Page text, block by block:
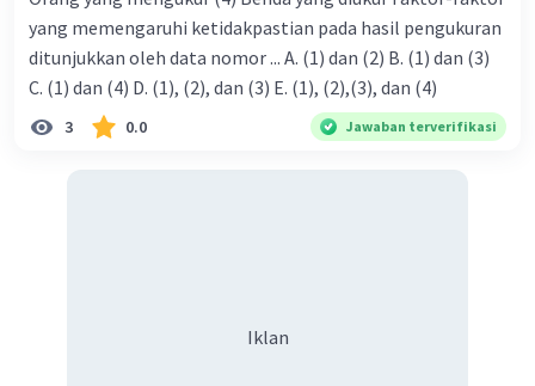
berbagai kondisi termal.
Beri Rating·0.0 ( Balas
jenis zat,dan sebaliknya
yang memengaruhi ketidakpastian pada hasil pengukuran
ditunjukkan oleh data nomor ... A. (1) dan (2) B. (1) dan (3)
C. (1) dan (4) D. (1), (2), dan (3) E. (1), (2),(3), dan (4)
3 0.0 Jawaban terverifikasi
Iklan